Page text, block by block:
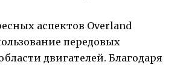
аспектов Overland
передовых
двигателей. Благодаря